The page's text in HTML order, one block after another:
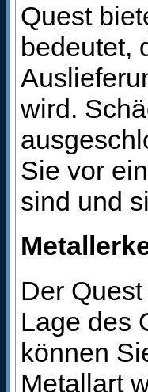
Quest
bedeutet,
wird.
Sie vor
sind und
Der
Lage des
können
Metallart